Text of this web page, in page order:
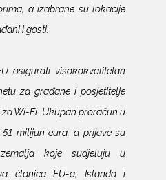
a izabrane su lokacije
i gosti.
osigurati visokokvalitetan
za građane i posjetitelje
Wi-Fi. Ukupan proračun u
milijun eura, a prijave su
koje sudjeluju u
članica EU-a, Islanda i